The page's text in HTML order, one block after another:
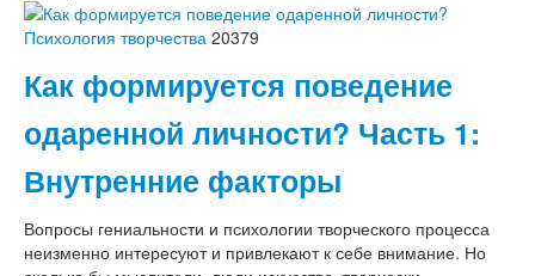
Психология творчества 20379
Как формируется поведение
одаренной личности? Часть 1:
Внутренние факторы
Вопросы гениальности и психологии творческого процесса
неизменно интересуют и привлекают к себе внимание. Но